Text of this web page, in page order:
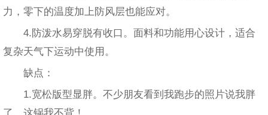
力，零下的温度加上防风层也能应对。
4.防泼水易穿脱有收口。面料和功能用心设计，适合
复杂天气下运动中使用。
缺点：
1.宽松版型显胖。不少朋友看到我跑步的照片说我胖
了，这锅我不背！